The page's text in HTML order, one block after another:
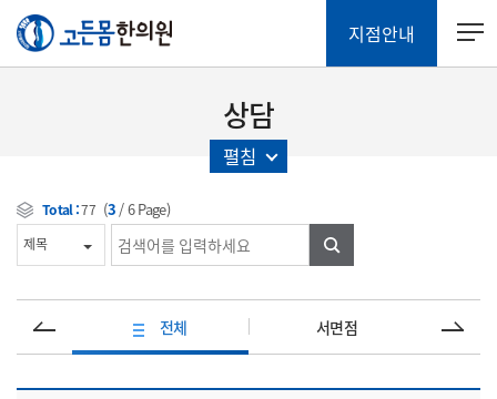
지점안내
상담
펼침
Total :77 (3/6Page)
전체 서면점